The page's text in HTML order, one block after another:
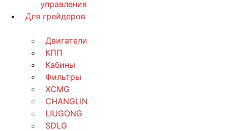
управления
Для грейдеров
Двигатели
КПП
Кабины
Фильтры
XCMG
CHANGLIN
LIUGONG
SDLG